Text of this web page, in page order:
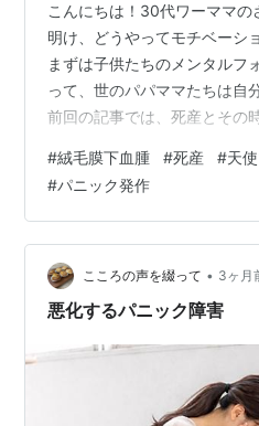
こんにちは！30代ワーママ
明け、どうやってモチベーシ
まずは子供たちのメンタルフ
って、世のパパママたちは自
前回の記事では、死産とその
で、必ず私のように赤ちゃん
く、あくまで一例であります
たします😌 ▼前回のブログ
note.hatenablog.com ▼破水
む）の経過はインスタにまと
て方がいましたら、…
#絨毛膜下血腫 #死産 #天
#パニック発作
こころの声を綴って • 3ヶ月
悪化するパニック障害